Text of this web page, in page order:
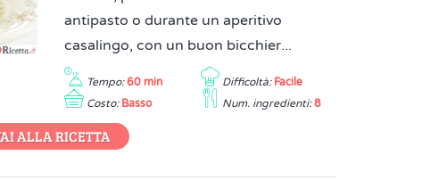
antipasto o durante un aperitivo
casalingo, con un buon bicchier...
Tempo: 60 min Difficoltà: Facile
Costo: Basso Num. ingredienti: 8
ALLA RICETTA